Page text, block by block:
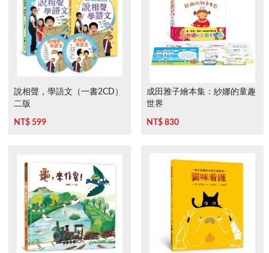
說相聲，學語文（一書2CD）
二版
NT$ 599
成田雅子繪本集：紗娜的童趣
世界
NT$ 830